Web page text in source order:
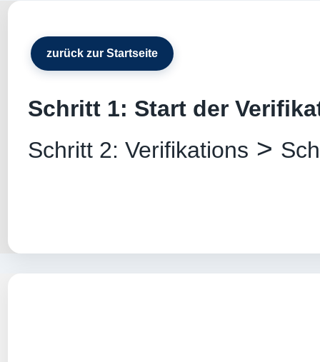
zurück zur Startseite
Schritt 1: Start der
Schritt 2: Verifikations >